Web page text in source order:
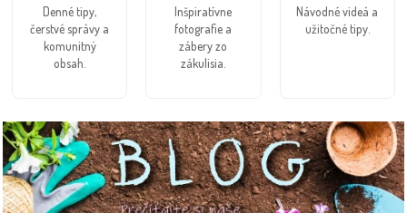
Denné tipy,
čerstvé správy a
komunitný
obsah.
Inšpiratívne
fotografie a
zábery zo
zákulisia.
Návodné videá a
užitočné tipy.